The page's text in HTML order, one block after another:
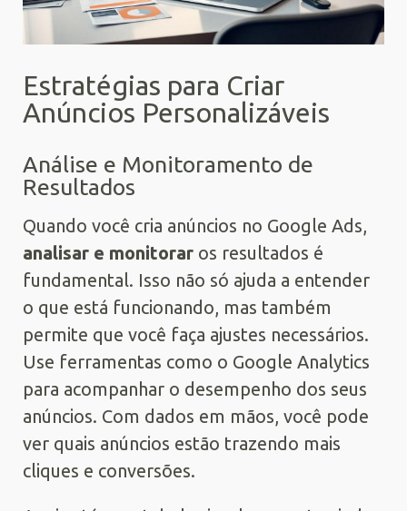
Estratégias para Criar
Anúncios Personalizáveis
Análise e Monitoramento de
Resultados
Quando você cria anúncios no Google Ads,
analisar e monitorar os resultados é
fundamental. Isso não só ajuda a entender
o que está funcionando, mas também
permite que você faça ajustes necessários.
Use ferramentas como o Google Analytics
para acompanhar o desempenho dos seus
anúncios. Com dados em mãos, você pode
ver quais anúncios estão trazendo mais
cliques e conversões.